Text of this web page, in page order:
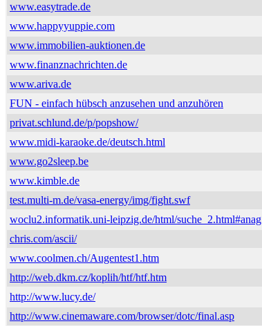
www.easytrade.de
www.happyyuppie.com
www.immobilien-auktionen.de
www.finanznachrichten.de
www.ariva.de
FUN - einfach hübsch anzusehen und anzuhören
privat.schlund.de/p/popshow/
www.midi-karaoke.de/deutsch.html
www.go2sleep.be
www.kimble.de
test.multi-m.de/vasa-energy/img/fight.swf
woclu2.informatik.uni-leipzig.de/html/suche_2.html#anag
chris.com/ascii/
www.coolmen.ch/Augentest1.htm
http://web.dkm.cz/koplih/htf/htf.htm
http://www.lucy.de/
http://www.cinemaware.com/browser/dotc/final.asp